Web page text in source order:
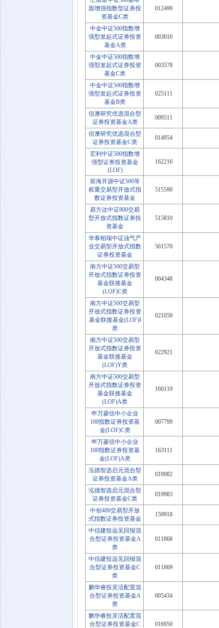
面增强指数型证券投
资基金C类
012499
中金中证500指数增
强型发起式证券投资
基金A类
003016
中金中证500指数增
强型发起式证券投资
基金C类
003578
中金中证500指数增
强型发起式证券投资
基金B类
025111
信澳研究优选混合型
证券投资基金A类
009511
信澳研究优选混合型
证券投资基金C类
014954
宏利中证500指数增
强型证券投资基金
(LOF)
162216
前海开源中证500等
权重交易型开放式指
数证券投资基金
515590
易方达中证800交易
型开放式指数证券投
资基金
515810
华泰柏瑞中证油气产
业交易型开放式指数
证券投资基金
561570
南方中证500交易型
开放式指数证券投资
基金联接基金
(LOF)C类
004348
南方中证500交易型
开放式指数证券投资
基金联接基金(LOF)I
类
021059
南方中证500交易型
开放式指数证券投资
基金联接基金
(LOF)Y类
022921
南方中证500交易型
开放式指数证券投资
基金联接基金
(LOF)A类
160119
申万菱信中小企业
100指数证券投资基
金(LOF)C类
007799
申万菱信中小企业
100指数证券投资基
金(LOF)A类
163111
泓德智选启元混合型
证券投资基金A类
019982
泓德智选启元混合型
证券投资基金C类
019983
中创400交易型开放
式指数证券投资基金
159918
中信建投远见回报混
合型证券投资基金A
类
011868
中信建投远见回报混
合型证券投资基金C
类
011869
鹏华睿投灵活配置混
合型证券投资基金A
类
005434
鹏华睿投灵活配置混
合型证券投资基金C
016950